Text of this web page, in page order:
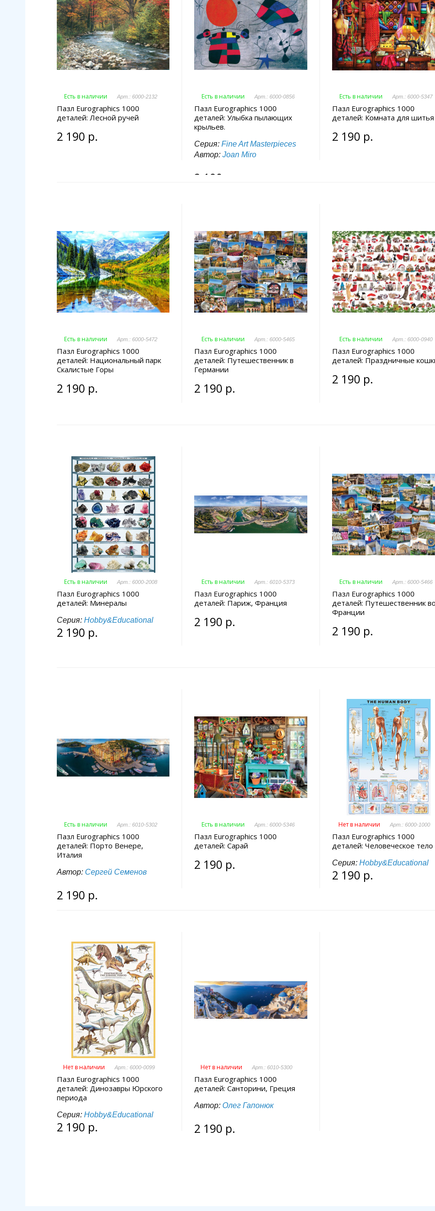
Есть в наличии Арт.: 6000-2132
Пазл Eurographics 1000
деталей: Лесной ручей
2 190 р.
Есть в наличии Арт.: 6000-0856
Пазл Eurographics 1000
деталей: Улыбка пылающих
крыльев.
Серия:Fine Art Masterpieces
Автор:Joan Miro
2 190 р.
Есть в наличии Арт.: 6000-5347
Пазл Eurographics 1000
деталей: Комната для шитья
2 190 р.
Есть в наличии Арт.: 6000-5472
Пазл Eurographics 1000
деталей: Национальный парк
Скалистые Горы
2 190 р.
Есть в наличии Арт.: 6000-5465
Пазл Eurographics 1000
деталей: Путешественник в
Германии
2 190 р.
Есть в наличии Арт.: 6000-0940
Пазл Eurographics 1000
деталей: Праздничные
2 190 р.
Есть в наличии Арт.: 6000-2008
Пазл Eurographics 1000
деталей: Минералы
Серия: Hobby&Educational
2 190 р.
Есть в наличии Арт.: 6010-5373
Пазл Eurographics 1000
деталей: Париж, Франция
2 190 р.
Есть в наличии Арт.: 6000-5466
Пазл Eurographics 1000
деталей: Путешественник
Франции
2 190 р.
Есть в наличии Арт.: 6010-5302
Пазл Eurographics 1000
деталей: Порто Венере,
Италия
Автор: Сергей Семенов
2 190 р.
Есть в наличии Арт.: 6000-5346
Пазл Eurographics 1000
деталей: Сарай
2 190 р.
Нет в наличии Арт.: 6000-1000
Пазл Eurographics 1000
деталей: Человеческое тело
Серия: Hobby&Educational
2 190 р.
Нет в наличии Арт.: 6000-0099
Пазл Eurographics 1000
деталей: Динозавры Юрского
периода
Серия: Hobby&Educational
2 190 р.
Нет в наличии Арт.: 6010-5300
Пазл Eurographics 1000
деталей: Санторини, Греция
Автор: Олег Гапонюк
2 190 р.